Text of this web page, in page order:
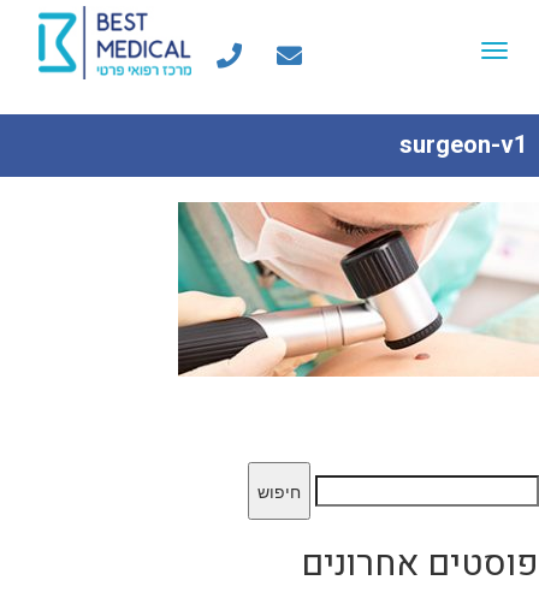
Toggle
surgeon-v1
חיפוש:
פוסטים אחרונים